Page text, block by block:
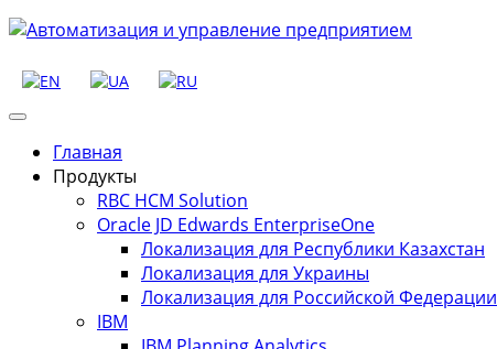
Главная
Продукты
RBC HCM Solution
Oracle JD Edwards EnterpriseOne
Локализация для Республики Казахстан
Локализация для Украины
Локализация для Российской Федерации
IBM